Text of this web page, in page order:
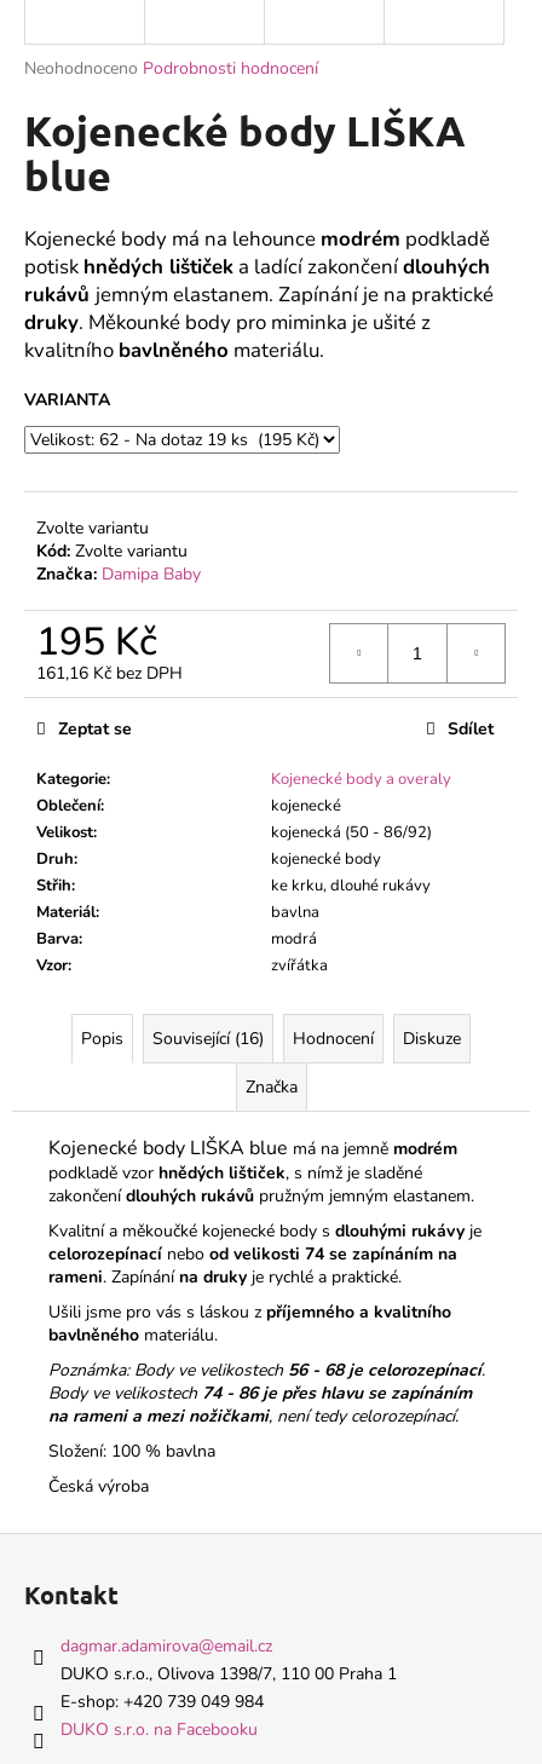
Průměrné
produktu
je
0,0
hvězdiček.
Neohodnoceno Podrobnosti hodnocení
Kojenecké body LIŠKA
blue
Kojenecké body má na lehounce modrém podkladě
potisk hnědých lištiček a ladící zakončenídlouhých
rukávů jemným elastanem. Zapínání je na praktické
druky. Měkounké body pro miminka je ušité z
kvalitního bavlněného materiálu.
VARIANTA
Zvolte variantu
Kód: Zvolte variantu
Značka: Damipa Baby
195 Kč
161,16 Kč bez DPH
Měrná
cena:
Kategorie:
Kojenecké body a overaly
Oblečení:
kojenecké
Velikost:
kojenecká (50 - 86/92)
Druh:
kojenecké body
Střih:
ke krku, dlouhé rukávy
Materiál:
bavlna
Barva:
modrá
Vzor: zvířátka
Zeptat se Sdílet
Popis Související (16) Hodnocení Diskuze
Značka
Kojenecké body LIŠKA blue má na jemně modrém
podkladě vzor hnědých lištiček, s nímž je sladěné
zakončenídlouhých rukávů pružným jemným elastanem.
Kvalitní a měkoučké kojenecké body s dlouhými rukávy je
celorozepínací nebo od velikosti 74 se zapínáním na
rameni. Zapínánína druky je rychlé a praktické.
Ušili jsme pro vás s láskou z příjemného a kvalitního
bavlněného materiálu.
Poznámka: Body ve velikostech 56 - 68 je celorozepínací.
Body ve velikostech 74 - 86 je přes hlavu se zapínáním
na rameni a mezi nožičkami, není tedy celorozepínací.
Složení: 100 % bavlna
Česká výroba
j
t
?
HLEDAT
D
o
p
r
u
u
m
e
KABÁTEK
MÉĎA
ZELENÝ
195
Kč
Kontakt
dagmar.adamirova@email.cz
DUKO s.r.o., Olivova 1398/7, 110 00 Praha 1
E-shop: +420 739 049 984
DUKO s.r.o. na Facebooku